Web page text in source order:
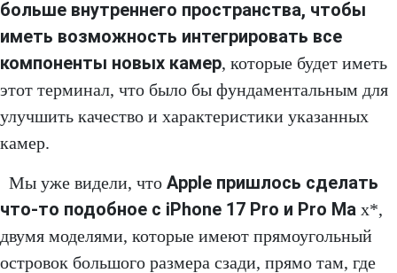
больше внутреннего пространства, чтобы
иметь возможность интегрировать все
компоненты новых камер, которые будет иметь
этот терминал, что было бы фундаментальным для
улучшить качество и характеристики указанных
камер.
Мы уже видели, что Apple пришлось сделать
что-то подобное с iPhone 17 Pro и Pro Ma x*,
двумя моделями, которые имеют прямоугольный
островок большого размера сзади, прямо там, где